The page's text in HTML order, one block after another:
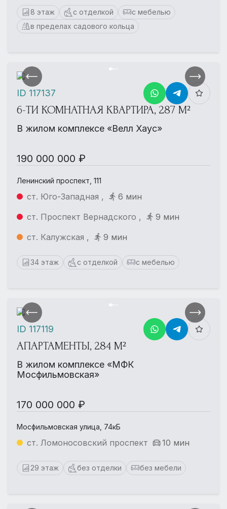
8 этаж с отделкой
с мебелью
в пределах садового кольца
6-ТИ КОМНАТНАЯ КВАРТИРА, 287 М²
В жилом комплексе «Велл Хаус»
190 000 000 ₽
Ленинский проспект, 111
ст. Юго-Западная ,
6 мин
ст. Проспект Вернадского ,
9 мин
ст. Калужская ,
9 мин
34 этаж с отделкой с мебелью
ID 117137
АПАРТАМЕНТЫ, 284 М²
В жилом комплексе «МФК
Мосфильмовская»
170 000 000 ₽
Мосфильмовская улица, 74кБ
ст. Ломоносовский проспект 10 мин
29 этаж без отделки без мебели
ID 117119